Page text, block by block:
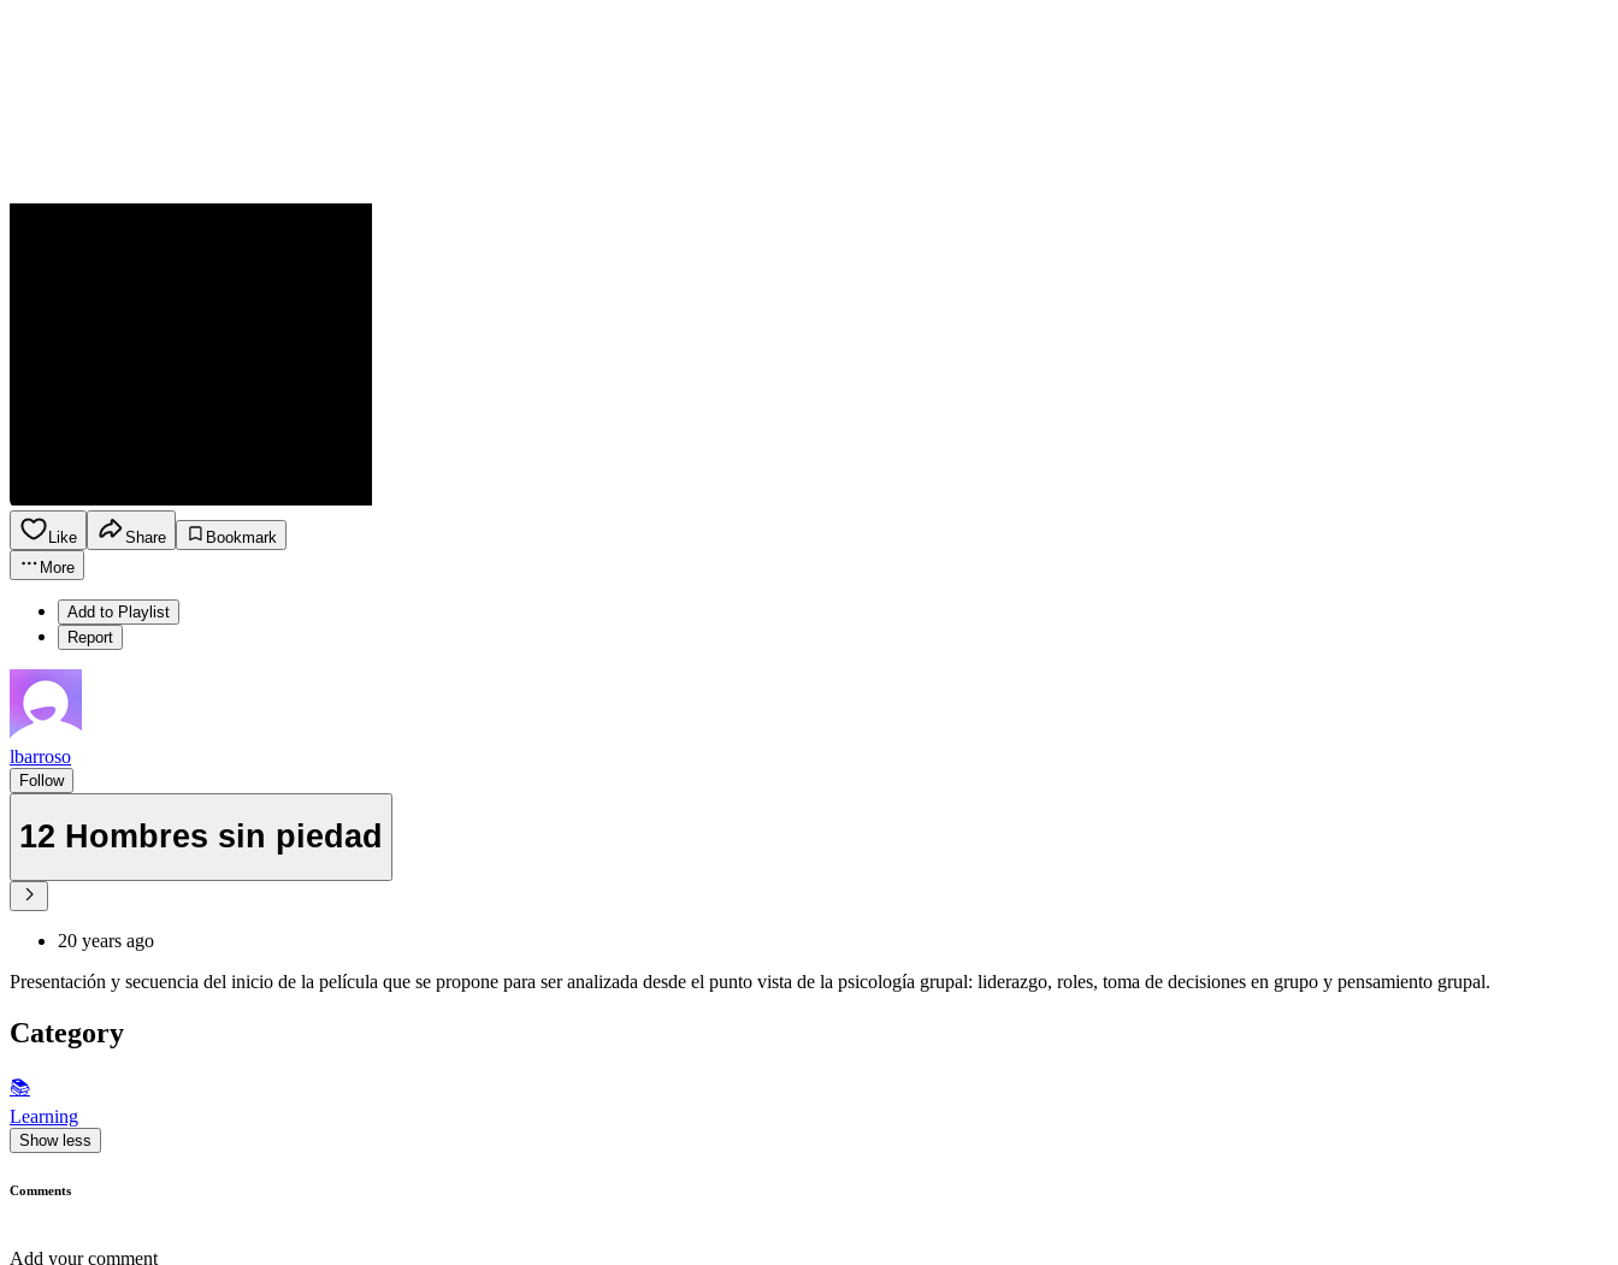
Like Share
Bookmark
More
Add to Playlist
Report
lbarroso
Follow
12 Hombres sin piedad
20 years ago
Presentación y secuencia del inicio de la película que se propone para ser analizada desde el punto vista de la psicología grupal: liderazgo, roles, toma de decisiones en grupo y pensamiento grupal.
Category
📚
Learning
Show less
Comments
Add your comment